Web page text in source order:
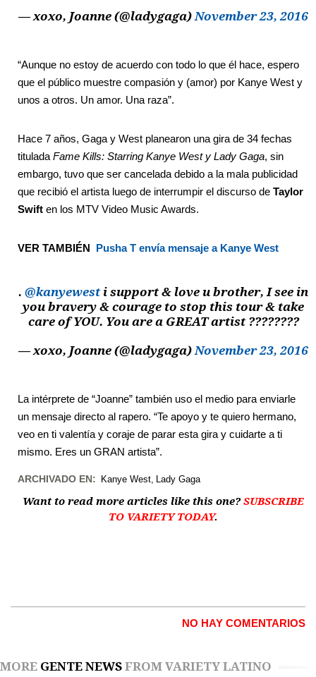
— xoxo, Joanne (@ladygaga)November 23, 2016
“Aunque no estoy de acuerdo con todo lo que él hace, espero
que el público muestre compasión y (amor) por Kanye West y
unos a otros. Un amor. Una raza”.
Hace 7 años, Gaga y West planearon una gira de 34 fechas
titulada Fame Kills: Starring Kanye West y Lady Gaga, sin
embargo, tuvo que ser cancelada debido a la mala publicidad
que recibió el artista luego de interrumpir el discurso de Taylor
Swift en los MTV Video Music Awards.
VER TAMBIÉN Pusha T envía mensaje a Kanye West
. @kanyewesti support & love u brother, I see in
you bravery & courage to stop this tour & take
care of YOU. You are a GREAT artist ????????
— xoxo, Joanne (@ladygaga)November 23, 2016
La intérprete de “Joanne” también uso el medio para enviarle
un mensaje directo al rapero. “Te apoyo y te quiero hermano,
veo en ti valentía y coraje de parar esta gira y cuidarte a ti
mismo. Eres un GRAN artista”.
ARCHIVADO EN: Kanye West Lady Gaga
Want to read more articles like this one?SUBSCRIBE
TO VARIETY TODAY.
NO HAY COMENTARIOS
MORE GENTE NEWS FROM VARIETY LATINO